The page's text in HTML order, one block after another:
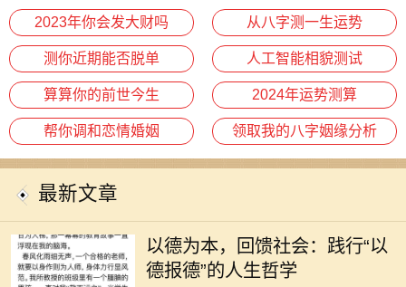
2023年你会发大财吗 从八字测一生运势
测你近期能否脱单 人工智能相貌测试
算算你的前世今生 2024年运势测算
帮你调和恋情婚姻 领取我的八字姻缘分析
最新文章
以德为本，回馈社会：践行“以
德报德”的人生哲学
复杂，个体在追求物质利益的同时，
常常忽略了德行的重要性。然而，回
望历史，我们不难发现，许多成功人